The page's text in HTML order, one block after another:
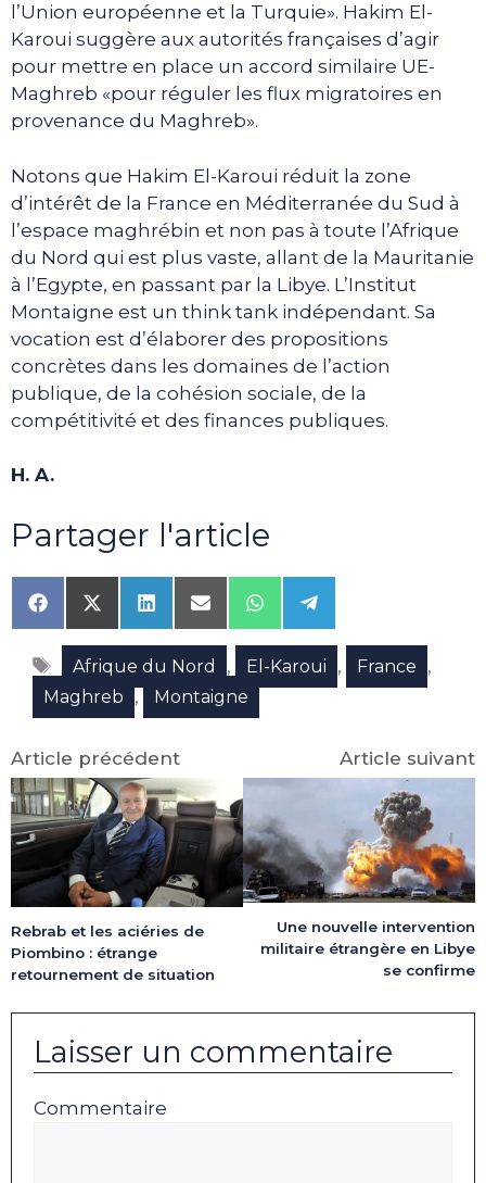
l’Union européenne et la Turquie». Hakim El-
Karoui suggère aux autorités françaises d’agir
pour mettre en place un accord similaire UE-
Maghreb «pour réguler les flux migratoires en
provenance du Maghreb».
Notons que Hakim El-Karoui réduit la zone
d’intérêt de la France en Méditerranée du Sud à
l’espace maghrébin et non pas à toute l’Afrique
du Nord qui est plus vaste, allant de la Mauritanie
à l’Egypte, en passant par la Libye. L’Institut
Montaigne est un think tank indépendant. Sa
vocation est d’élaborer des propositions
concrètes dans les domaines de l’action
publique, de la cohésion sociale, de la
compétitivité et des finances publiques.
H. A.
Partager l'article
Share
on
Facebook
Share
on
X
(Twitter)
Share
on
LinkedIn
Share
on
Email
Share
on
WhatsApp
Share
on
Telegram
Étiquettes
Afrique du Nord , El-Karoui , France ,
Maghreb , Montaigne
Article précédent
Rebrab et les aciéries de
Piombino : étrange
retournement de situation
Article suivant
Une nouvelle intervention
militaire étrangère en Libye
se confirme
Laisser un commentaire
Commentaire